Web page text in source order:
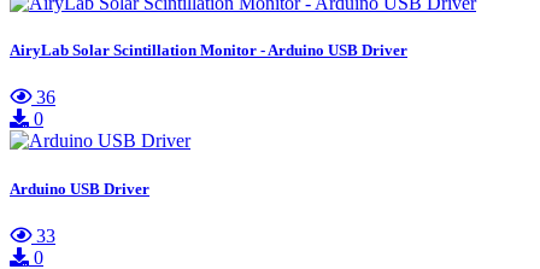
AiryLab Solar Scintillation Monitor - Arduino USB Driver
36
0
Arduino USB Driver
33
0